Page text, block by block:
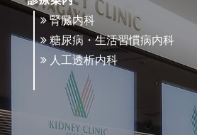
腎臓内科
糖尿病・生活習慣病内科
人工透析内科